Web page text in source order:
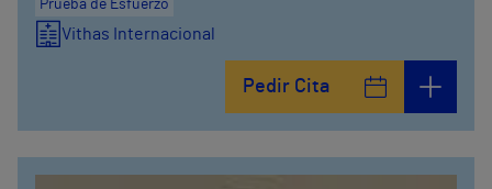
Prueba de Esfuerzo
Vithas Internacional
Pedir Cita